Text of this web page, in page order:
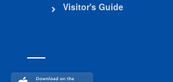
Visitor's Guide